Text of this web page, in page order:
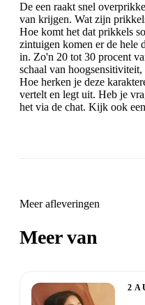
De een raakt snel
van krijgen. Wat zijn
Hoe komt het dat prikkels
zintuigen komen er de hele
in. Zo'n 20 tot 30 procent
schaal van
Hoe herken je deze
vertelt en legt uit. Heb je
het via de chat. Kijk ook
Meer afleveringen
Meer van
2